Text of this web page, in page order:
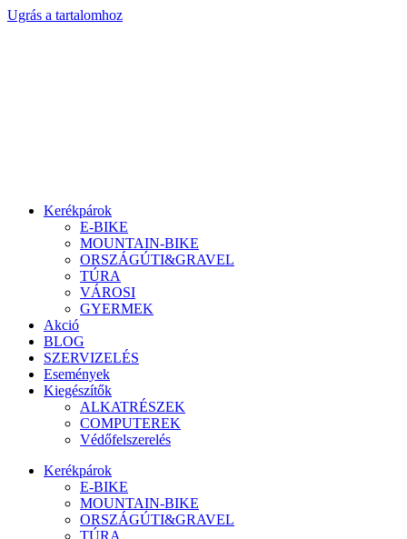
Ugrás a tartalomhoz
Kerékpárok
E-BIKE
MOUNTAIN-BIKE
ORSZÁGÚTI&GRAVEL
TÚRA
VÁROSI
GYERMEK
Akció
BLOG
SZERVIZELÉS
Események
Kiegészítők
ALKATRÉSZEK
COMPUTEREK
Védőfelszerelés
Kerékpárok
E-BIKE
MOUNTAIN-BIKE
ORSZÁGÚTI&GRAVEL
TÚRA